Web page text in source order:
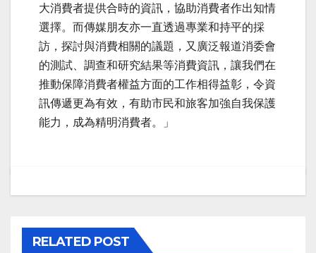
大消費者提供合時的資訊，協助消費者作出知情
選擇。而傳媒朋友亦一直透過專業和持平的採
訪，探討與消費相關的議題，又廣泛報道消委會
的測試、調查和研究結果等消費資訊，讓我們在
推動保障消費者權益方面的工作相得益彰，令資
訊傳遞更為有效，有助市民和旅客加強自我保護
能力，成為精明消費者。」
RELATED POST